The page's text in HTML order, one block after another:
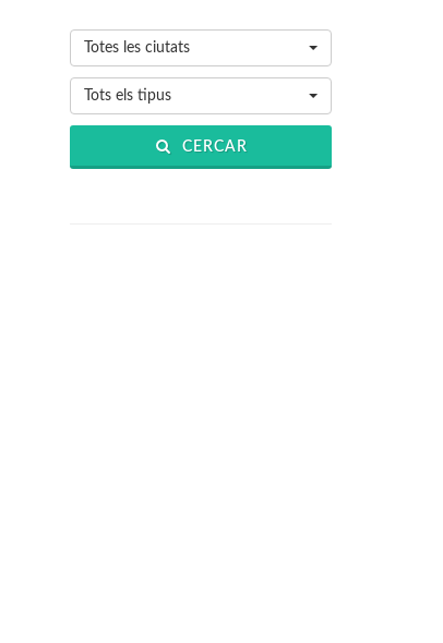
Totes les ciutats
Tots els tipus
CERCAR